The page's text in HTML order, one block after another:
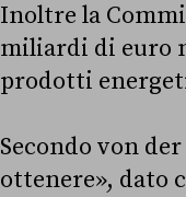
Inoltre la
miliardi di euro
prodotti
Secondo von
ottenere», dato